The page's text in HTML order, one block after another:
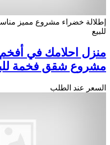
إطلالة خضراء مشروع مميز
للبيع
منزل احلامك في
مشروع شقق فخمة
السعر عند الطلب